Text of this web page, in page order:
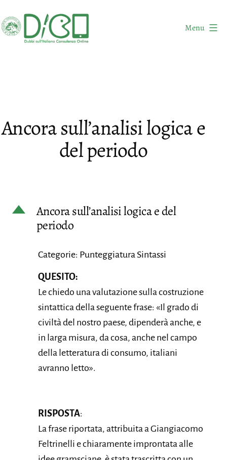
al
contenuto
Online
Menu
Ancora sull’analisi logica e
del periodo
D
Ancora sull’analisi logica e del
periodo
Categorie: Punteggiatura Sintassi
QUESITO:
Le chiedo una valutazione sulla costruzione
sintattica della seguente frase: «Il grado di
civiltà del nostro paese, dipenderà anche, e
in larga misura, da cosa, anche nel campo
della letteratura di consumo, italiani
avranno letto».
RISPOSTA:
La frase riportata, attribuita a Giangiacomo
Feltrinelli e chiaramente improntata alle